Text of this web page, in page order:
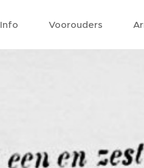
Info Voorouders